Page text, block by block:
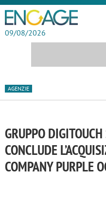
09/08/2026
AGENZIE
GRUPPO
CONCLUDE
COMPANY PURPLE